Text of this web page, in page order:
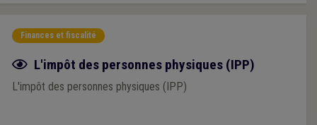
Finances et fiscalité
Fiche focus
L'impôt des personnes physiques (IPP)
L'impôt des personnes physiques (IPP)